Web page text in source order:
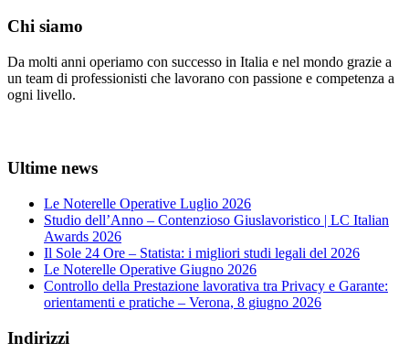
Chi siamo
Da molti anni operiamo con successo in Italia e nel mondo grazie a
un team di professionisti che lavorano con passione e competenza a
ogni livello.
Ultime news
Le Noterelle Operative Luglio 2026
Studio dell’Anno – Contenzioso Giuslavoristico | LC Italian
Awards 2026
Il Sole 24 Ore – Statista: i migliori studi legali del 2026
Le Noterelle Operative Giugno 2026
Controllo della Prestazione lavorativa tra Privacy e Garante:
orientamenti e pratiche – Verona, 8 giugno 2026
Indirizzi